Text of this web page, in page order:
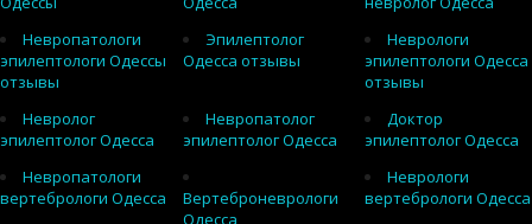
Невропатологи
эпилептологи Одессы
отзывы
Эпилептолог
Одесса отзывы
Неврологи
эпилептологи Одесса
отзывы
Невролог
эпилептолог Одесса
Невропатолог
эпилептолог Одесса
Доктор
эпилептолог Одесса
Невропатологи
вертебрологи Одесса
Вертеброневрологи
Одесса
Неврологи
вертебрологи Одесса